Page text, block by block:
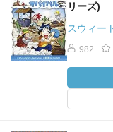
リーズ)
スウィー
982